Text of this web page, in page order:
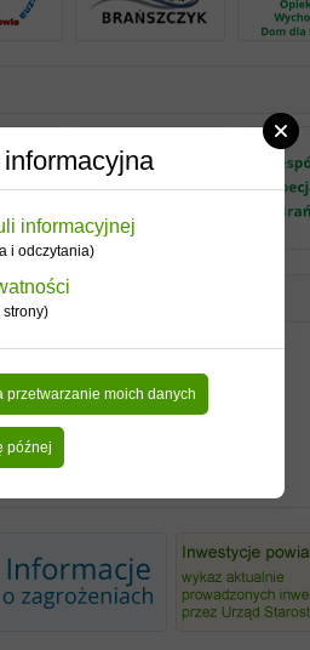
informacyjnej
i odczytania)
przetwarzanie moich danych
późnej